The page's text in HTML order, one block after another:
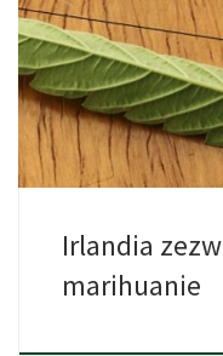
Irlandia wprowadza
przez lekarzy leków […]
Irlandia
marihuanie